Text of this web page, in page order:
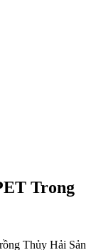
Trong
Thủy Hải Sản